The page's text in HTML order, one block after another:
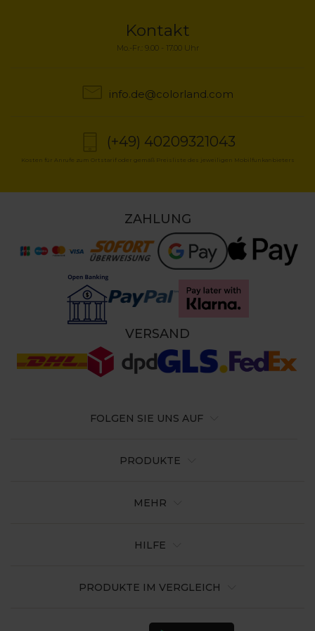
Kontakt
Mo.-Fr.: 9.00 - 17.00 Uhr
info.de@colorland.com
(+49) 40209321043
Kosten für Anrufe zum Ortstarif oder gemäß Preisliste des jeweiligen Mobilfunkanbieters
PRODUKTE
MEHR
HILFE
PRODUKTE IM VERGLEICH
FOLGEN SIE UNS AUF
ZAHLUNG
VERSAND